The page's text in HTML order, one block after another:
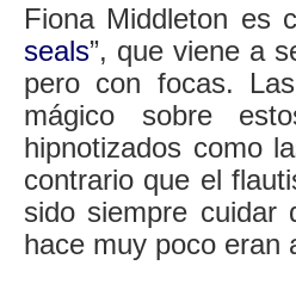
Fiona Middleton es
seals”, que viene a
pero con focas.
mágico sobre
hipnotizados como
contrario que el
sido siempre cuidar
hace muy poco eran